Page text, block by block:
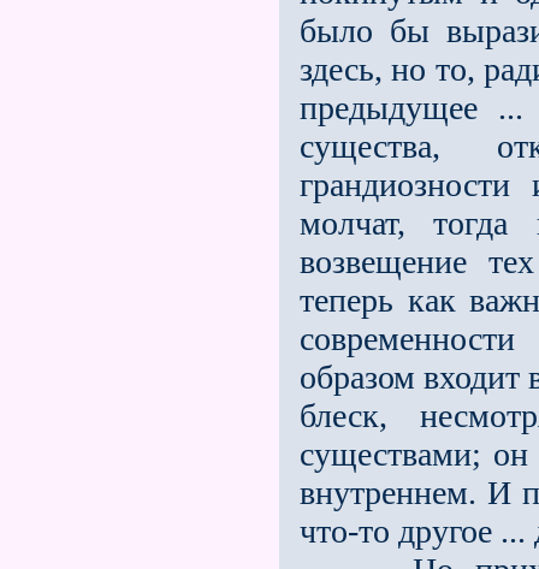
было бы
здесь, но то,
предыдущее
существа,
молчат,
возвещение
теперь как
образом
блеск,
существами; он
внутреннем. И
что-то другое